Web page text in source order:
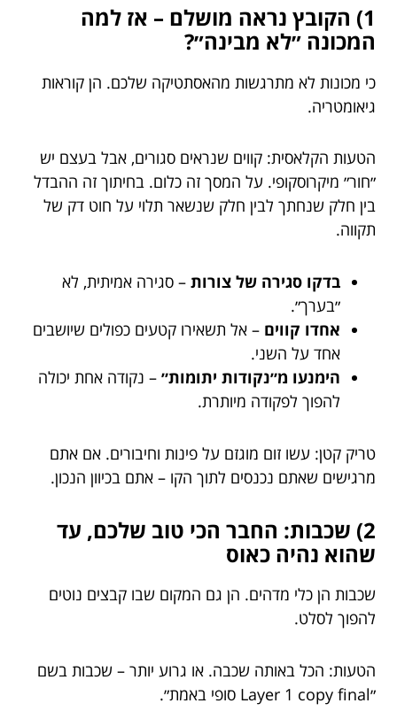
1) הקובץ נראה מושלם – אז למה
המכונה ״לא מבינה״?
כי מכונות לא מתרגשות מהאסתטיקה שלכם. הן קוראות
גיאומטריה.
הטעות הקלאסית: קווים שנראים סגורים, אבל בעצם יש
״חור״ מיקרוסקופי. על המסך זה כלום. בחיתוך זה ההבדל
בין חלק שנחתך לבין חלק שנשאר תלוי על חוט דק של
תקווה.
בדקו סגירה של צורות – סגירה אמיתית, לא
״בערך״.
אחדו קווים – אל תשאירו קטעים כפולים שיושבים
אחד על השני.
הימנעו מ״נקודות יתומות״ – נקודה אחת יכולה
להפוך לפקודה מיותרת.
טריק קטן: עשו זום מוגזם על פינות וחיבורים. אם אתם
מרגישים שאתם נכנסים לתוך הקו – אתם בכיוון הנכון.
2) שכבות: החבר הכי טוב שלכם, עד
שהוא נהיה כאוס
שכבות הן כלי מדהים. הן גם המקום שבו קבצים נוטים
להפוך לסלט.
הטעות: הכל באותה שכבה. או גרוע יותר – שכבות בשם
״Layer 1 copy final סופי באמת״.